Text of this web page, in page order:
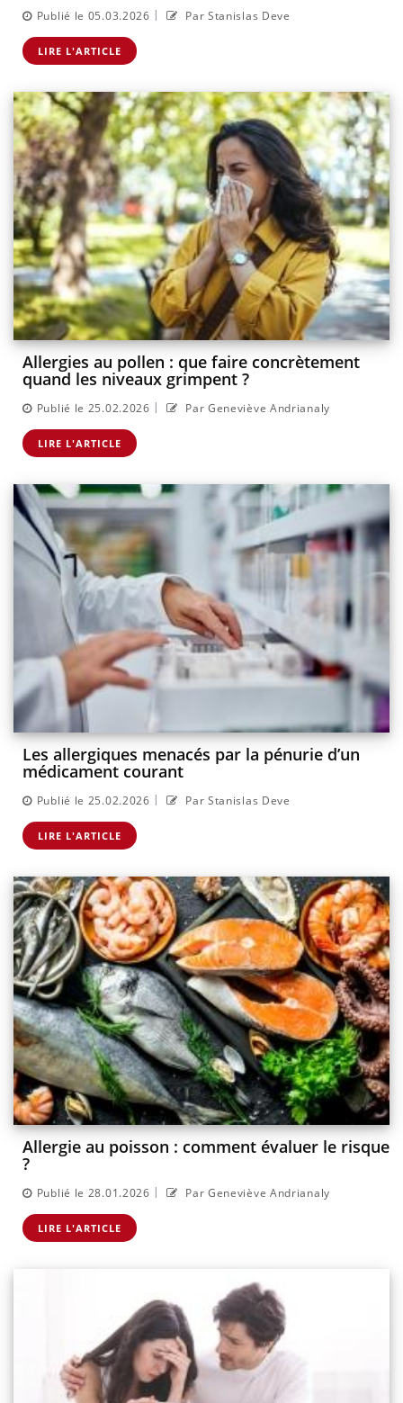
Publié le 05.03.2026 | Par Stanislas Deve
LIRE L'ARTICLE
Allergies au pollen : que faire concrètement
quand les niveaux grimpent ?
Publié le 25.02.2026 | Par Geneviève Andrianaly
LIRE L'ARTICLE
Les allergiques menacés par la pénurie d’un
médicament courant
Publié le 25.02.2026 | Par Stanislas Deve
LIRE L'ARTICLE
Allergie au poisson : comment évaluer le risque
?
Publié le 28.01.2026 | Par Geneviève Andrianaly
LIRE L'ARTICLE